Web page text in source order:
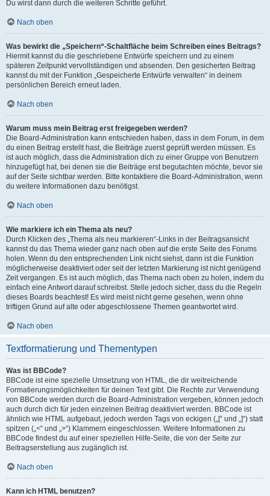
Du wirst dann durch die weiteren Schritte geführt.
Nach oben
Was bewirkt die „Speichern“-Schaltfläche beim Schreiben eines Beitrags?
Hiermit kannst du die geschriebene Entwürfe speichern und zu einem
späteren Zeitpunkt vervollständigen und absenden. Den gesicherten Beitrag
kannst du mit der Funktion „Gespeicherte Entwürfe verwalten“ in deinem
persönlichen Bereich erneut laden.
Nach oben
Warum muss mein Beitrag erst freigegeben werden?
Die Board-Administration kann entschieden haben, dass in dem Forum, in dem
du einen Beitrag erstellt hast, die Beiträge zuerst geprüft werden müssen. Es
ist auch möglich, dass die Administration dich zu einer Gruppe von Benutzern
hinzugefügt hat, bei denen sie die Beiträge erst begutachten möchte, bevor sie
auf der Seite sichtbar werden. Bitte kontaktiere die Board-Administration, wenn
du weitere Informationen dazu benötigst.
Nach oben
Wie markiere ich ein Thema als neu?
Durch Klicken des „Thema als neu markieren“-Links in der Beitragsansicht
kannst du das Thema wieder ganz nach oben auf die erste Seite des Forums
holen. Wenn du den entsprechenden Link nicht siehst, dann ist die Funktion
möglicherweise deaktiviert oder seit der letzten Markierung ist nicht genügend
Zeit vergangen. Es ist auch möglich, das Thema nach oben zu holen, indem du
einfach eine Antwort darauf schreibst. Stelle jedoch sicher, dass du die Regeln
dieses Boards beachtest! Es wird meist nicht gerne gesehen, wenn ohne
triftigen Grund auf alte oder abgeschlossene Themen geantwortet wird.
Nach oben
Textformatierung und Thementypen
Was ist BBCode?
BBCode ist eine spezielle Umsetzung von HTML, die dir weitreichende
Formatierungsmöglichkeiten für deinen Text gibt. Die Rechte zur Verwendung
von BBCode werden durch die Board-Administration vergeben, können jedoch
auch durch dich für jeden einzelnen Beitrag deaktiviert werden. BBCode ist
ähnlich wie HTML aufgebaut, jedoch werden Tags von eckigen („[“ und „]“) statt
spitzen („<“ und „>“) Klammern eingeschlossen. Weitere Informationen zu
BBCode findest du auf einer speziellen Hilfe-Seite, die von der Seite zur
Beitragserstellung aus zugänglich ist.
Nach oben
Kann ich HTML benutzen?